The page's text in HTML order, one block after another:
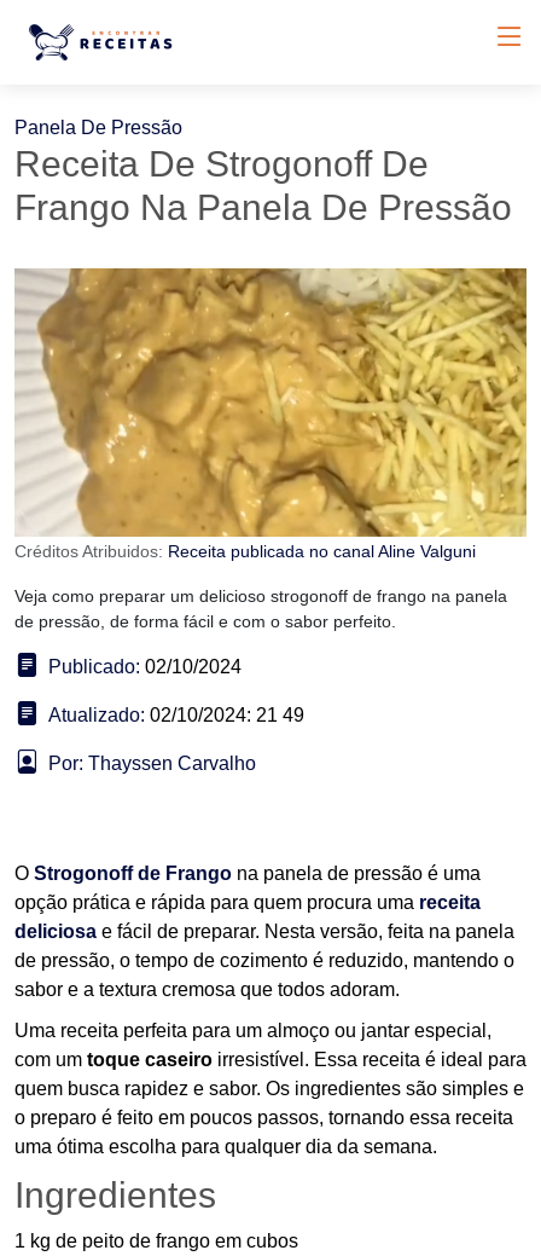
Panela De Pressão
Receita De Strogonoff De
Frango Na Panela De Pressão
Créditos Atribuidos: Receita publicada no canal Aline Valguni
Veja como preparar um delicioso strogonoff de frango na panela
de pressão, de forma fácil e com o sabor perfeito.
Publicado: 02/10/2024
Atualizado: 02/10/2024: 21 49
Por: Thayssen Carvalho
O Strogonoff de Frango na panela de pressão é uma
opção prática e rápida para quem procura uma receita
deliciosa e fácil de preparar. Nesta versão, feita na panela
de pressão, o tempo de cozimento é reduzido, mantendo o
sabor e a textura cremosa que todos adoram.
Uma receita perfeita para um almoço ou jantar especial,
com um toque caseiro irresistível. Essa receita é ideal para
quem busca rapidez e sabor. Os ingredientes são simples e
o preparo é feito em poucos passos, tornando essa receita
uma ótima escolha para qualquer dia da semana.
Ingredientes
1 kg de peito de frango em cubos